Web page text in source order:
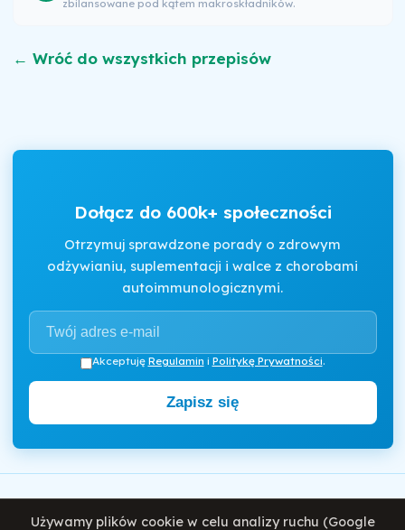
zbilansowane pod kątem makroskładników.
← Wróć do wszystkich przepisów
Dołącz do 600k+ społeczności
Otrzymuj sprawdzone porady o zdrowym
odżywianiu, suplementacji i walce z chorobami
autoimmunologicznymi.
Akceptuję Regulamin i Politykę Prywatności.
Zapisz się
Używamy plików cookie w celu analizy ruchu (Google